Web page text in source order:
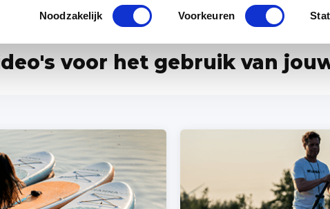
Toestemmingsselectie
Noodzakelijk Voorkeuren
voor het gebruik van